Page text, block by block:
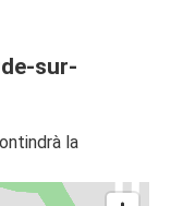
sur-
la